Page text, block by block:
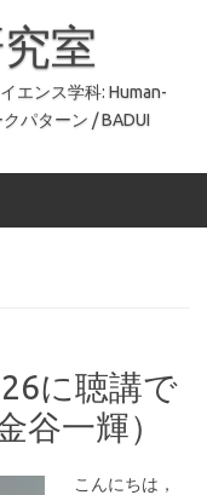
室
エンス学科: Human-
パターン / BADUI
に聴講で
谷一輝）
こんにちは，